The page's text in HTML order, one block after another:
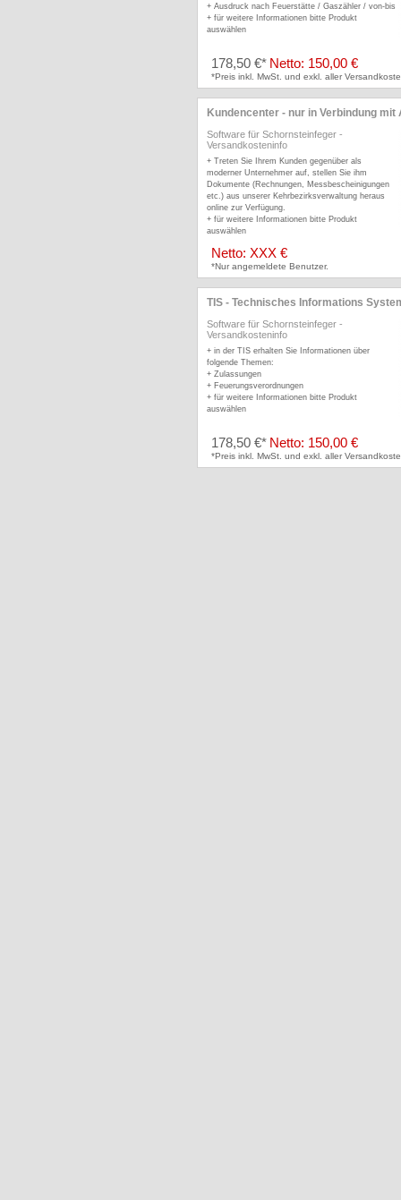
178,50 €* Netto: 150,00 €
*Preis inkl. MwSt. und exkl. aller
+ Ausdruck nach Feuerstätte / Gaszähler / von-bis
+ für weitere Informationen bitte Produkt
auswählen
Netto: XXX €
*Nur angemeldete Benutzer.
Kundencenter - nur in Verbindung mit
Software für Schornsteinfeger -
Versandkosteninfo
+ Treten Sie Ihrem Kunden gegenüber als
moderner Unternehmer auf, stellen Sie ihm
Dokumente (Rechnungen, Messbescheinigungen
etc.) aus unserer Kehrbezirksverwaltung heraus
online zur Verfügung.
+ für weitere Informationen bitte Produkt
auswählen
178,50 €* Netto: 150,00 €
*Preis inkl. MwSt. und exkl. aller
TIS - Technisches Informations
Software für Schornsteinfeger -
Versandkosteninfo
+ in der TIS erhalten Sie Informationen über
folgende Themen:
+ Zulassungen
+ Feuerungsverordnungen
+ für weitere Informationen bitte Produkt
auswählen